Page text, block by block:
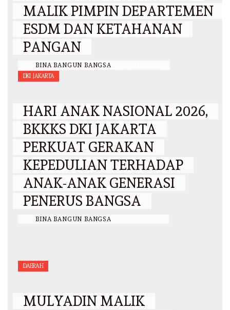
MALIK PIMPIN DEPARTEMEN
ESDM DAN KETAHANAN
PANGAN
BINA BANGUN BANGSA
DKI JAKARTA
HARI ANAK NASIONAL 2026,
BKKKS DKI JAKARTA
PERKUAT GERAKAN
KEPEDULIAN TERHADAP
ANAK-ANAK GENERASI
PENERUS BANGSA
BINA BANGUN BANGSA
DAERAH
MULYADIN MALIK